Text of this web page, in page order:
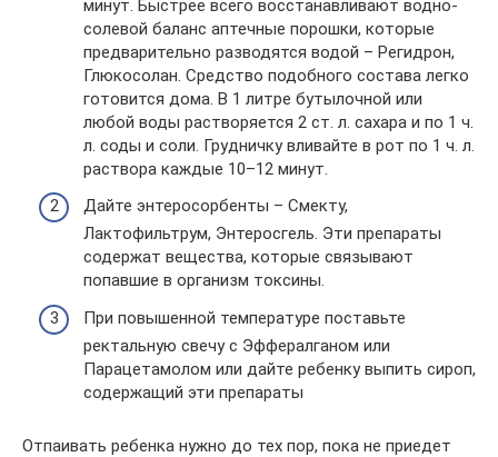
минут. Быстрее всего восстанавливают водно-
солевой баланс аптечные порошки, которые
предварительно разводятся водой – Регидрон,
Глюкосолан. Средство подобного состава легко
готовится дома. В 1 литре бутылочной или
любой воды растворяется 2 ст. л. сахара и по 1 ч.
л. соды и соли. Грудничку вливайте в рот по 1 ч. л.
раствора каждые 10–12 минут.
Дайте энтеросорбенты – Смекту,
Лактофильтрум, Энтеросгель. Эти препараты
содержат вещества, которые связывают
попавшие в организм токсины.
При повышенной температуре поставьте
ректальную свечу с Эффералганом или
Парацетамолом или дайте ребенку выпить сироп,
содержащий эти препараты
Отпаивать ребенка нужно до тех пор, пока не приедет